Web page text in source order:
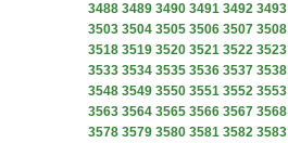
3488 3489 3490 3491 3492 3493
3503 3504 3505 3506 3507 3508
3518 3519 3520 3521 3522 3523
3533 3534 3535 3536 3537 3538
3548 3549 3550 3551 3552 3553
3563 3564 3565 3566 3567 3568
3578 3579 3580 3581 3582 3583